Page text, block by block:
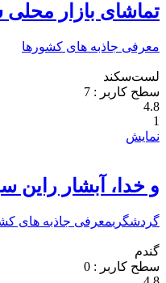
تماشای بازار
معرفی جاذبه های کشورها
لست‌سکند
سطح کاربر : 7
4.8
1
نمایش
و خدا، آبشار راین
گردشگریمعرفی جاذبه های
گندم
سطح کاربر : 0